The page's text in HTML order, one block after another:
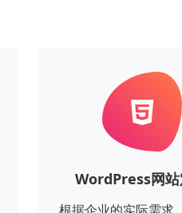
WordPress网
根据企业的实际需求